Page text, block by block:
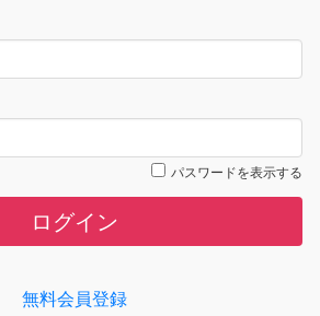
パスワードを表示する
ログイン
無料会員登録